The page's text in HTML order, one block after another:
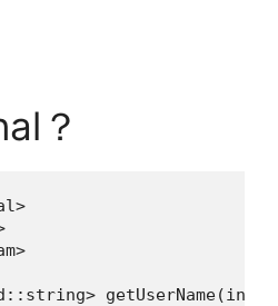
？
getUserName(int